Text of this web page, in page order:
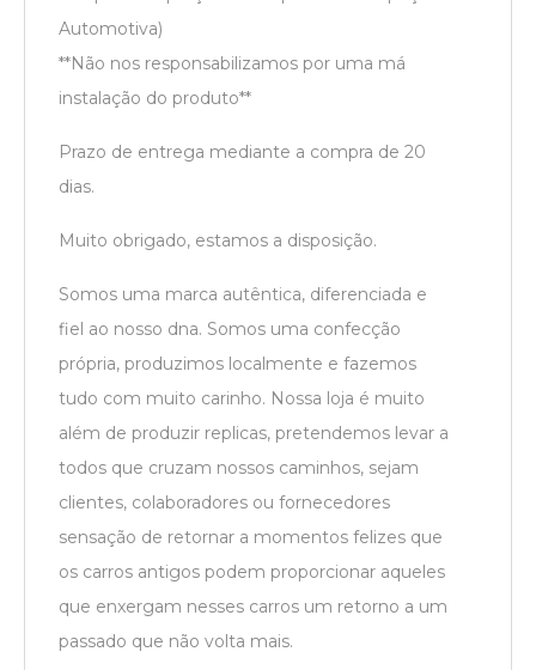
Automotiva)
**Não nos responsabilizamos por uma má
instalação do produto**
Prazo de entrega mediante a compra de 20
dias.
Muito obrigado, estamos a disposição.
Somos uma marca autêntica, diferenciada e
fiel ao nosso dna. Somos uma confecção
própria, produzimos localmente e fazemos
tudo com muito carinho. Nossa loja é muito
além de produzir replicas, pretendemos levar a
todos que cruzam nossos caminhos, sejam
clientes, colaboradores ou fornecedores
sensação de retornar a momentos felizes que
os carros antigos podem proporcionar aqueles
que enxergam nesses carros um retorno a um
passado que não volta mais.